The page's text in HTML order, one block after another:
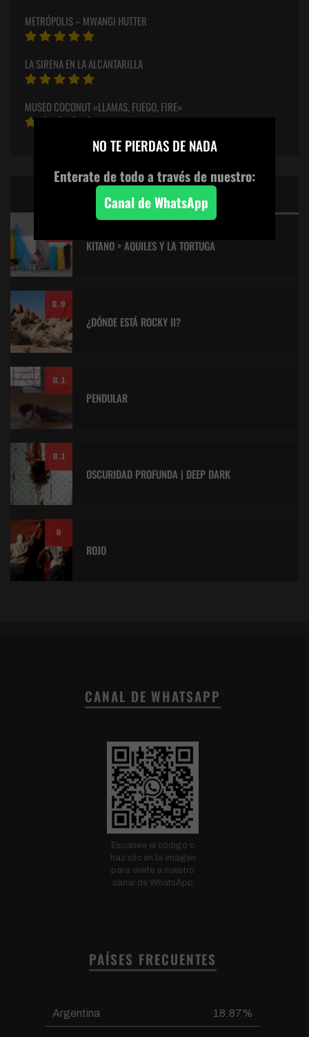
METRÓPOLIS – MWANGI HUTTER
LA SIRENA EN LA ALCANTARILLA
MUSEO COCONUT «LLAMAS, FUEGO, FIRE»
CINE: TOP 5 DE LALULULA
KITANO > AQUILES Y LA TORTUGA
8.9
¿DÓNDE ESTÁ ROCKY II?
8.1
PENDULAR
8.1
OSCURIDAD PROFUNDA | DEEP DARK
8
ROJO
CANAL DE WHATSAPP
Escanea el código o
haz clic en la imagen
para unirte a nuestro
canal de WhatsApp
PAÍSES FRECUENTES
Argentina 18.87%
NO TE PIERDAS DE NADA
Enterate de todo a través de nuestro:
Canal de WhatsApp